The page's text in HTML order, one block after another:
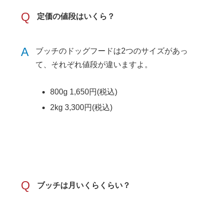
Q 定価の値段はいくら？
A
ブッチのドッグフードは2つのサイズがあっ
て、それぞれ値段が違いますよ。
800g 1,650円(税込)
2kg 3,300円(税込)
Q ブッチは月いくらくらい？